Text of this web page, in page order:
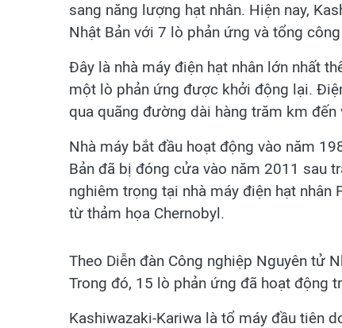
sang năng lượng hạt nhân. Hiện nay,
Nhật Bản với 7 lò phản ứng và tổng
Đây là nhà máy điện hạt nhân lớn nhất
một lò phản ứng được khởi động lại.
qua quãng đường dài hàng trăm km
Nhà máy bắt đầu hoạt động vào năm
Bản đã bị đóng cửa vào năm 2011 sau
nghiêm trọng tại nhà máy điện hạt nhân
từ thảm họa Chernobyl.
Theo Diễn đàn Công nghiệp Nguyên tử
Trong đó, 15 lò phản ứng đã hoạt động
Kashiwazaki-Kariwa là tổ máy đầu tiên